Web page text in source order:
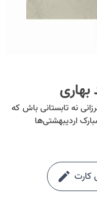
نه تابستانی باش که
اردیبهشتی‌ها
کارت